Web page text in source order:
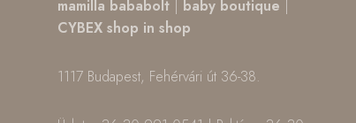
mamilla bababolt | baby boutique |
CYBEX shop in shop
1117 Budapest, Fehérvári út 36-38.